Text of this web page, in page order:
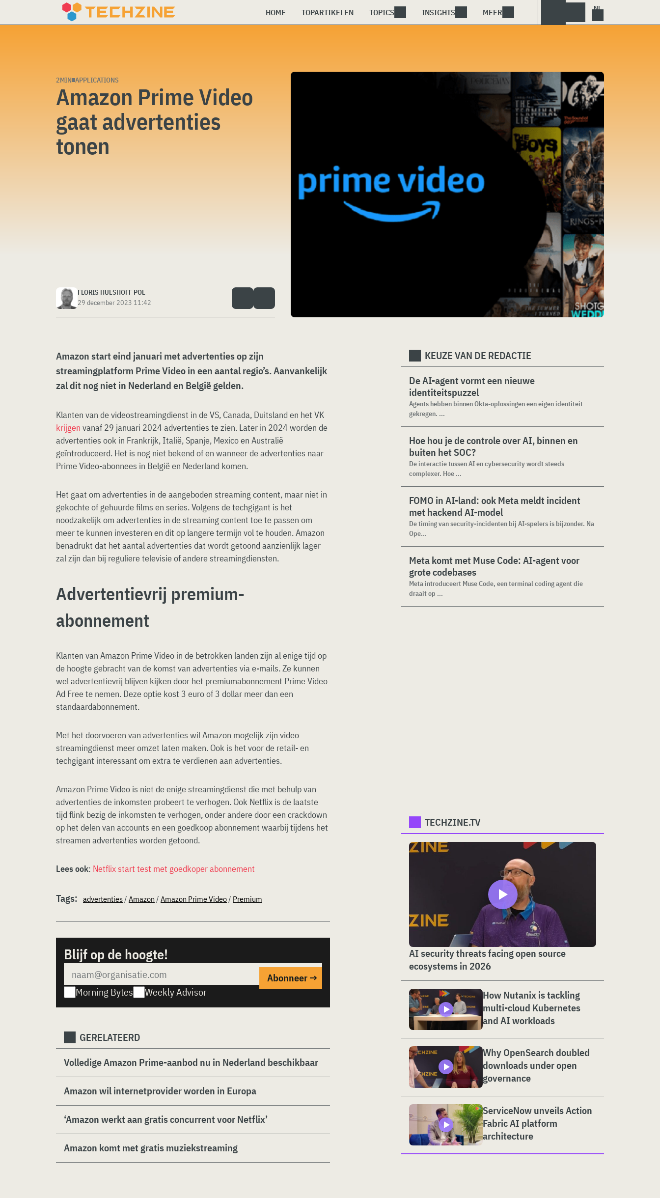
HOME TOPARTIKELEN TOPICS INSIGHTS MEER
2MIN APPLICATIONS
Amazon Prime Video
gaat advertenties
tonen
FLORIS HULSHOFF POL
29 december 2023 11:42
Amazon start eind januari met advertenties op zijn
streamingplatform Prime Video in een aantal regio’s. Aanvankelijk
zal dit nog niet in Nederland en België gelden.
Klanten van de videostreamingdienst in de VS, Canada, Duitsland en het VK
krijgen vanaf 29 januari 2024 advertenties te zien. Later in 2024 worden de
advertenties ook in Frankrijk, Italië, Spanje, Mexico en Australië
geïntroduceerd. Het is nog niet bekend of en wanneer de advertenties naar
Prime Video-abonnees in België en Nederland komen.
Het gaat om advertenties in de aangeboden streaming content, maar niet in
gekochte of gehuurde films en series. Volgens de techgigant is het
noodzakelijk om advertenties in de streaming content toe te passen om
meer te kunnen investeren en dit op langere termijn vol te houden. Amazon
benadrukt dat het aantal advertenties dat wordt getoond aanzienlijk lager
zal zijn dan bij reguliere televisie of andere streamingdiensten.
Advertentievrij premium-
abonnement
Klanten van Amazon Prime Video in de betrokken landen zijn al enige tijd op
de hoogte gebracht van de komst van advertenties via e-mails. Ze kunnen
wel advertentievrij blijven kijken door het premiumabonnement Prime Video
Ad Free te nemen. Deze optie kost 3 euro of 3 dollar meer dan een
standaardabonnement.
Met het doorvoeren van advertenties wil Amazon mogelijk zijn video
streamingdienst meer omzet laten maken. Ook is het voor de retail- en
techgigant interessant om extra te verdienen aan advertenties.
Amazon Prime Video is niet de enige streamingdienst die met behulp van
advertenties de inkomsten probeert te verhogen. Ook Netflix is de laatste
tijd flink bezig de inkomsten te verhogen, onder andere door een crackdown
op het delen van accounts en een goedkoop abonnement waarbij tijdens het
streamen advertenties worden getoond.
Lees ook: Netflix start test met goedkoper abonnement
Tags: advertenties/ Amazon / Amazon Prime Video/ Premium
Blijf op de hoogte!
Morning Bytes Weekly Advisor
GERELATEERD
Volledige Amazon Prime-aanbod nu in Nederland beschikbaar
Amazon wil internetprovider worden in Europa
‘Amazon werkt aan gratis concurrent voor Netflix’
Amazon komt met gratis muziekstreaming
KEUZE VAN DE REDACTIE
De AI-agent vormt een nieuwe
identiteitspuzzel
Agents hebben binnen Okta-oplossingen een eigen identiteit
gekregen. ...
Hoe hou je de controle over AI, binnen en
buiten het SOC?
De interactie tussen AI en cybersecurity wordt steeds
complexer. Hoe ...
FOMO in AI-land: ook Meta meldt incident
met hackend AI-model
De timing van security-incidenten bij AI-spelers is bijzonder. Na
Ope...
Meta komt met Muse Code: AI-agent voor
grote codebases
Meta introduceert Muse Code, een terminal coding agent die
draait op ...
TECHZINE.TV
AI security threats facing open source
ecosystems in 2026
How Nutanix is tackling
multi-cloud Kubernetes
and AI workloads
Why OpenSearch doubled
downloads under open
governance
ServiceNow unveils Action
Fabric AI platform
architecture